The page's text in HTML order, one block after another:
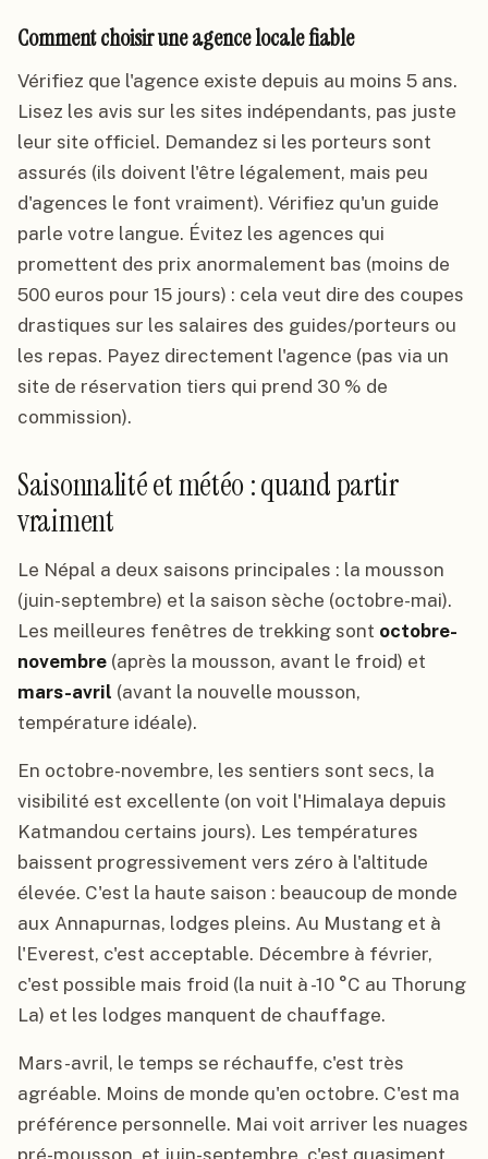
Comment choisir une agence locale fiable
Vérifiez que l'agence existe depuis au moins 5 ans.
Lisez les avis sur les sites indépendants, pas juste
leur site officiel. Demandez si les porteurs sont
assurés (ils doivent l'être légalement, mais peu
d'agences le font vraiment). Vérifiez qu'un guide
parle votre langue. Évitez les agences qui
promettent des prix anormalement bas (moins de
500 euros pour 15 jours) : cela veut dire des coupes
drastiques sur les salaires des guides/porteurs ou
les repas. Payez directement l'agence (pas via un
site de réservation tiers qui prend 30 % de
commission).
Saisonnalité et météo : quand partir
vraiment
Le Népal a deux saisons principales : la mousson
(juin-septembre) et la saison sèche (octobre-mai).
Les meilleures fenêtres de trekking sont octobre-
novembre (après la mousson, avant le froid) et
mars-avril (avant la nouvelle mousson,
température idéale).
En octobre-novembre, les sentiers sont secs, la
visibilité est excellente (on voit l'Himalaya depuis
Katmandou certains jours). Les températures
baissent progressivement vers zéro à l'altitude
élevée. C'est la haute saison : beaucoup de monde
aux Annapurnas, lodges pleins. Au Mustang et à
l'Everest, c'est acceptable. Décembre à février,
c'est possible mais froid (la nuit à -10 °C au Thorung
La) et les lodges manquent de chauffage.
Mars-avril, le temps se réchauffe, c'est très
agréable. Moins de monde qu'en octobre. C'est ma
préférence personnelle. Mai voit arriver les nuages
pré-mousson, et juin-septembre, c'est quasiment